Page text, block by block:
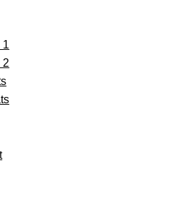
1
2